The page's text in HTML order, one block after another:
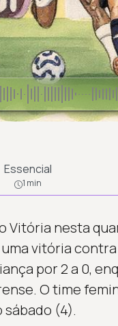
Essencial
1 min
Vitória nesta
vitória contra
por 2 a 0,
O time
(4).